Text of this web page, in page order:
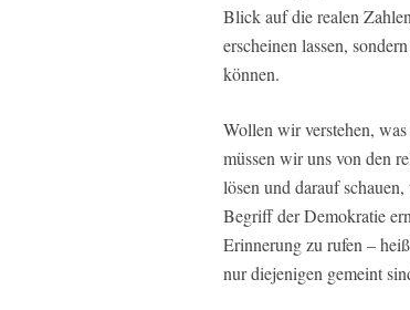
Blick auf die realen
erscheinen lassen,
können.
Wollen wir verstehen,
müssen wir uns von den
lösen und darauf
Begriff der Demokratie
Erinnerung zu rufen –
nur diejenigen gemeint